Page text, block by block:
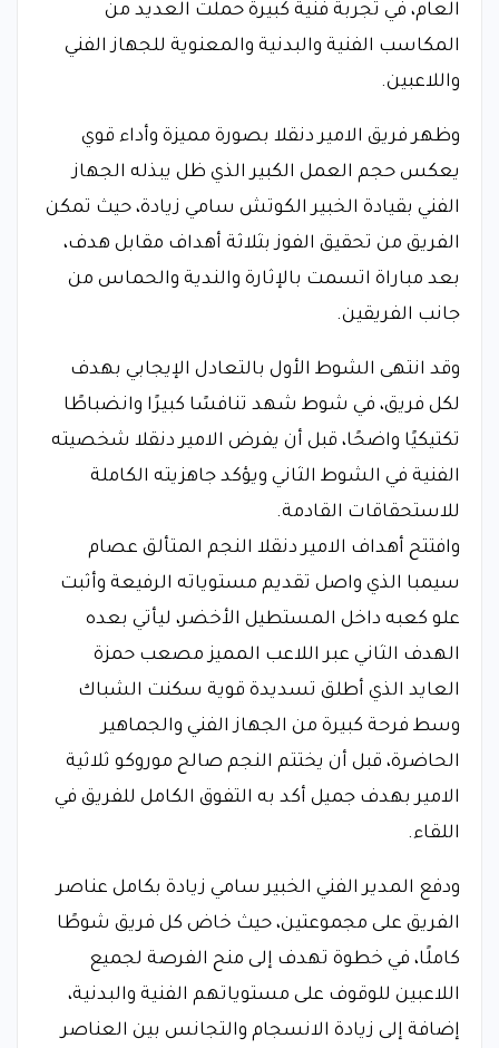
العام، في تجربة فنية كبيرة حملت العديد من
المكاسب الفنية والبدنية والمعنوية للجهاز الفني
واللاعبين.
وظهر فريق الامير دنقلا بصورة مميزة وأداء قوي
يعكس حجم العمل الكبير الذي ظل يبذله الجهاز
الفني بقيادة الخبير الكوتش سامي زيادة، حيث تمكن
الفريق من تحقيق الفوز بثلاثة أهداف مقابل هدف،
بعد مباراة اتسمت بالإثارة والندية والحماس من
جانب الفريقين.
وقد انتهى الشوط الأول بالتعادل الإيجابي بهدف
لكل فريق، في شوط شهد تنافسًا كبيرًا وانضباطًا
تكتيكيًا واضحًا، قبل أن يفرض الامير دنقلا شخصيته
الفنية في الشوط الثاني ويؤكد جاهزيته الكاملة
للاستحقاقات القادمة.
وافتتح أهداف الامير دنقلا النجم المتألق عصام
سيمبا الذي واصل تقديم مستوياته الرفيعة وأثبت
علو كعبه داخل المستطيل الأخضر، ليأتي بعده
الهدف الثاني عبر اللاعب المميز مصعب حمزة
العايد الذي أطلق تسديدة قوية سكنت الشباك
وسط فرحة كبيرة من الجهاز الفني والجماهير
الحاضرة، قبل أن يختتم النجم صالح موروكو ثلاثية
الامير بهدف جميل أكد به التفوق الكامل للفريق في
اللقاء.
ودفع المدير الفني الخبير سامي زيادة بكامل عناصر
الفريق على مجموعتين، حيث خاض كل فريق شوطًا
كاملًا، في خطوة تهدف إلى منح الفرصة لجميع
اللاعبين للوقوف على مستوياتهم الفنية والبدنية،
إضافة إلى زيادة الانسجام والتجانس بين العناصر